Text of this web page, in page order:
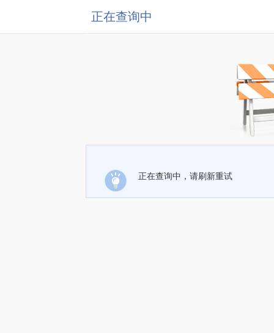
正在查询中
正在查询中，请刷新重试